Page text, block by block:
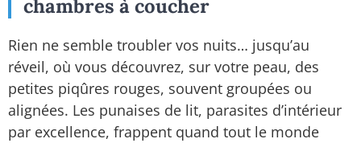
chambres à coucher
Rien ne semble troubler vos nuits… jusqu’au
réveil, où vous découvrez, sur votre peau, des
petites piqûres rouges, souvent groupées ou
alignées. Les punaises de lit, parasites d’intérieur
par excellence, frappent quand tout le monde